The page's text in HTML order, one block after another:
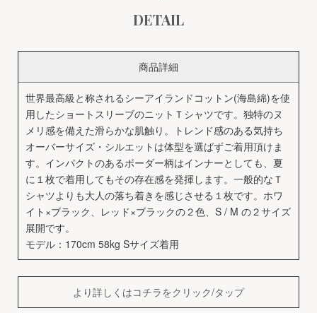
DETAIL
商品詳細
世界最高級と称されるシーアイランドコットン(海島綿)を使
用したショートスリーブのニットＴシャツです。独特のヌ
メリ感を備えた滑らかな肌触り。トレンド感のある気持ち
オーバーサイズ・シルエットは体型を選ばずご着用頂けま
す。インパクトのあるボーダー柄はインナーとしても、夏
に１枚で着用してもその存在感を発揮します。一般的なＴ
シャツよりも大人の落ち着きを感じさせる１枚です。ホワ
イト×ブラック、レッド×ブラックの２色、S / M の２サイズ
展開です。
モデル：170cm 58kg Sサイズ着用
より詳しくはコチラをクリック/タップ